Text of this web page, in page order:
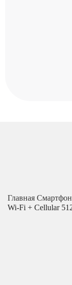
Главная
Wi-Fi + Cellular